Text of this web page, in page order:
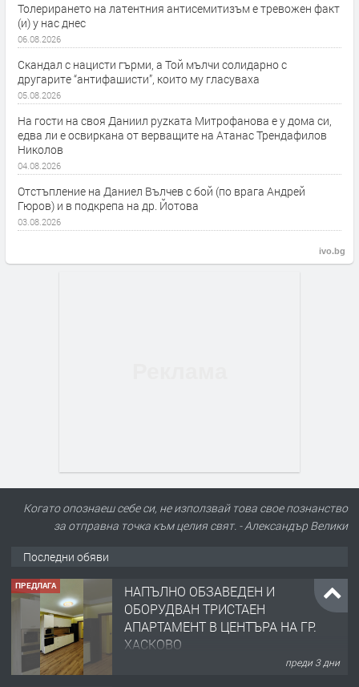
Толерирането на латентния антисемитизъм е тревожен факт
(и) у нас днес
06.08.2026
Скандал с нацисти гърми, а Той мълчи солидарно с
другарите “антифашисти”, които му гласуваха
05.08.2026
На гости на своя Даниил руzката Митрофанова е у дома си,
едва ли е освиркана от верващите на Атанас Трендафилов
Николов
04.08.2026
Отстъпление на Даниел Вълчев с бой (по врага Андрей
Гюров) и в подкрепа на др. Йотова
03.08.2026
ivo.bg
Когато опознаеш себе си, не използвай това свое познанство
за отправна точка към целия свят. - Александър Велики
Последни обяви
ПРЕДЛАГА
НАПЪЛНО ОБЗАВЕДЕН И
ОБОРУДВАН ТРИСТАЕН
АПАРТАМЕНТ В ЦЕНТЪРА НА ГР.
ХАСКОВО
преди 3 дни